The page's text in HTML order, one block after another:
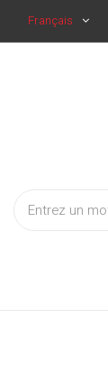
Français